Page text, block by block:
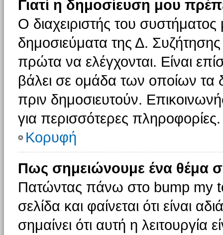
Γιατί η δημοσίευση μου
Ο διαχειριστής του συστήματος
δημοσιεύματα της Δ.
πρώτα να ελέγχονται. Είναι
βάλει σε ομάδα των οποίων τα
πριν δημοσιευτούν.
για περισσότερες πληροφορίες.
Κορυφή
Πως σημειώνουμε ένα θέμα
Πατώντας πάνω στο bump my
σελίδα και φαίνεται ότι είναι
σημαίνει ότι αυτή η λειτουργία